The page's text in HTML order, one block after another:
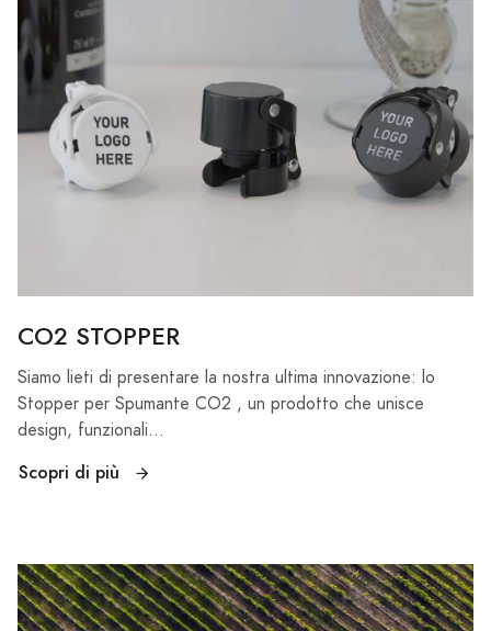
CO2 STOPPER
Siamo lieti di presentare la nostra ultima innovazione: lo
Stopper per Spumante CO2 , un prodotto che unisce
design, funzionali...
Scopri di più